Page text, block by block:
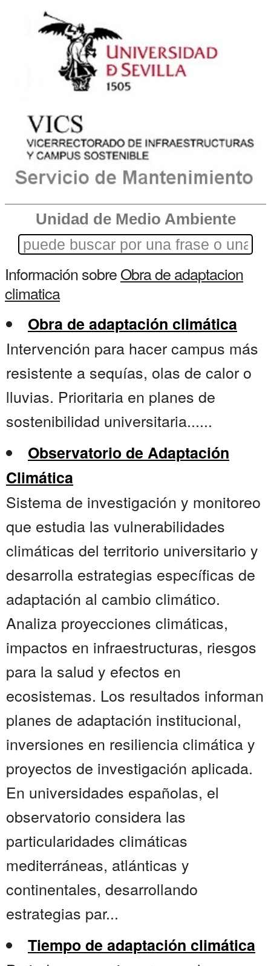
Unidad de Medio Ambiente
Información sobreObra de adaptacion
climatica
Obra de adaptación climática
Intervención para hacer campus más
resistente a sequías, olas de calor o
lluvias. Prioritaria en planes de
sostenibilidad universitaria......
Observatorio de Adaptación
Climática
Sistema de investigación y monitoreo
que estudia las vulnerabilidades
climáticas del territorio universitario y
desarrolla estrategias específicas de
adaptación al cambio climático.
Analiza proyecciones climáticas,
impactos en infraestructuras, riesgos
para la salud y efectos en
ecosistemas. Los resultados informan
planes de adaptación institucional,
inversiones en resiliencia climática y
proyectos de investigación aplicada.
En universidades españolas, el
observatorio considera las
particularidades climáticas
mediterráneas, atlánticas y
continentales, desarrollando
estrategias par...
Tiempo de adaptación climática